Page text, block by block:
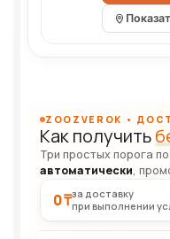
ZOOZVEROK •
Как получить
Три простых порога
автоматически,
0 ₸за доставку
при выполнении